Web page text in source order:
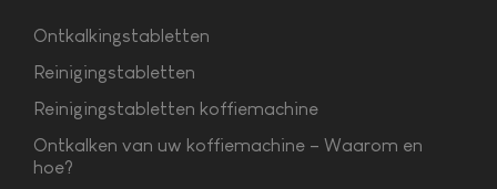
Ontkalkingstabletten
Reinigingstabletten
Reinigingstabletten koffiemachine
Ontkalken van uw koffiemachine – Waarom en
hoe?